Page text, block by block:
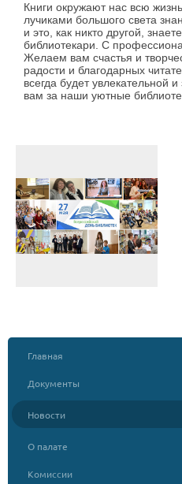
Книги окружают нас всю
лучиками большого света
и это, как никто другой,
библиотекари. С
Желаем вам счастья и
радости и благодарных
всегда будет увлекательной
вам за наши уютные
Главная
Документы
Новости
О палате
Комиссии